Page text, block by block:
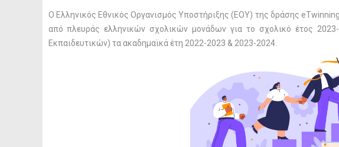
Ο Ελληνικός Εθνικός Οργανισμός Υποστήριξης (ΕΟΥ) της δράσης
από πλευράς ελληνικών σχολικών μονάδων για το σχολικό έτος
Εκπαιδευτικών) τα ακαδημαϊκά έτη 2022-2023 & 2023-2024.